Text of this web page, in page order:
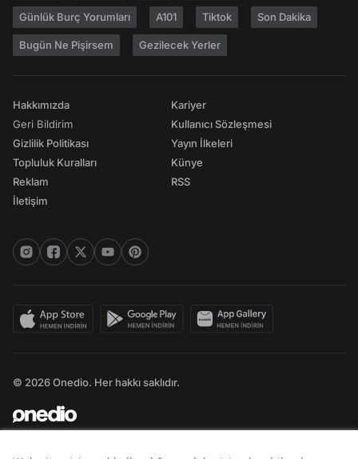
Günlük Burç Yorumları A101 Tiktok Son Dakika
Bugün Ne Pişirsem Gezilecek Yerler
Hakkımızda
Geri Bildirim
Gizlilik Politikası
Topluluk Kuralları
Reklam
İletişim
Kariyer
Kullanıcı Sözleşmesi
Yayın İlkeleri
Künye
RSS
© 2026 Onedio. Her hakkı saklıdır.